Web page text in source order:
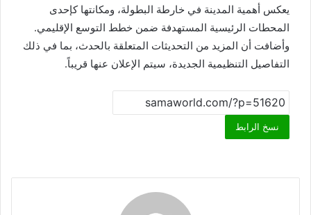
يعكس أهمية المدينة في خارطة البطولة، ومكانتها كإحدى
المحطات الرئيسية المستهدفة ضمن خطط التوسع الإقليمي.
وأضافت أن المزيد من التحديثات المتعلقة بالحدث، بما في ذلك
التفاصيل التنظيمية الجديدة، سيتم الإعلان عنها قريباً.
نسخ الرابط